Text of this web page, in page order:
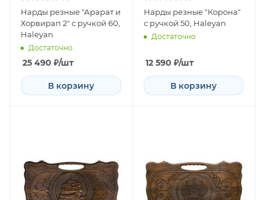
Нарды резные "Арарат и
Хорвирап 2" с ручкой 60,
Haleyan
Достаточно
25 490 ₽/шт
В корзину
Нарды резные "Корона"
с ручкой 50, Haleyan
Достаточно
12 590 ₽/шт
В корзину